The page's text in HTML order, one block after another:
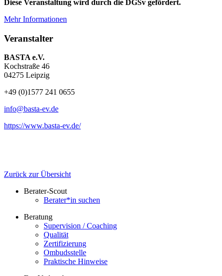
Diese Veranstaltung wird durch die DGSv gefördert.
Mehr Informationen
Veranstalter
BASTA e.V.
Kochstraße 46
04275 Leipzig
+49 (0)1577 241 0655
info@basta-ev.de
https://www.basta-ev.de/
Zurück zur Übersicht
Berater-Scout
Berater*in suchen
Beratung
Supervision / Coaching
Qualität
Zertifizierung
Ombudsstelle
Praktische Hinweise